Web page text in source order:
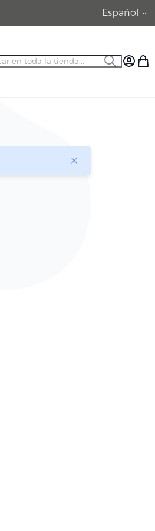
Lenguaje
Español
Search
Mi Mi